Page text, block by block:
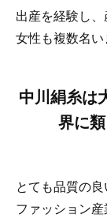
出産を経験し
女性も複数名い
中川絹糸は
界に
とても品質の
ファッション